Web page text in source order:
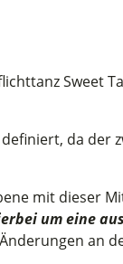
Sweet
da der
mit dieser
um eine
an